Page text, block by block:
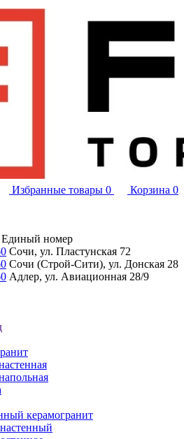
Избранные товары 0 Корзина 0
Единый номер
Сочи, ул. Пластунская 72
Сочи (Строй-Сити), ул. Донская 28
Адлер, ул. Авиационная 28/9
керамогранит